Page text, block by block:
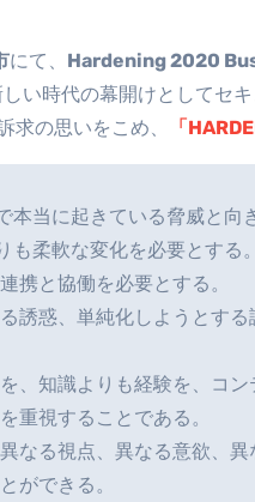
にて、 Hardening 2020
い時代の幕開けとしてセ
求の思いをこめ、
「
本当に起きている脅威と向
も柔軟な変化を必要とする。
携と協働を必要とする。
誘惑、単純化しようとす
、知識よりも経験を、コ
重視することである。
なる視点、異なる意欲、
ができる。